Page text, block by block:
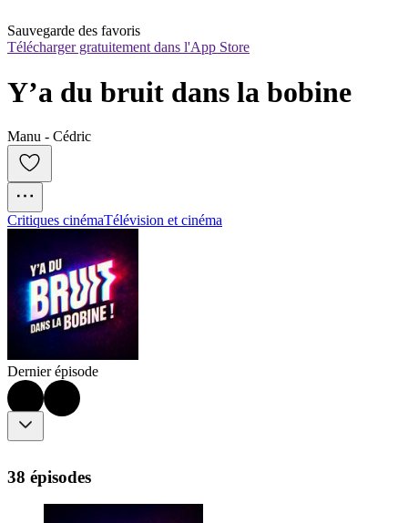
Sauvegarde des favoris
Télécharger gratuitement dans l'App Store
Y’a du bruit dans la bobine
Manu - Cédric
Critiques cinémaTélévision et cinéma
Dernier épisode
38 épisodes